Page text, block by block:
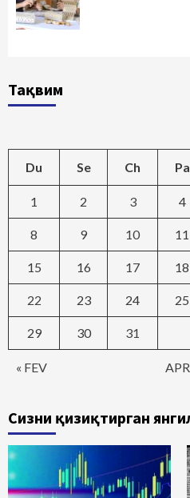
Тақвим
Du Se Ch Pa
« FEV
1 2 3 4
8 9 10 11
15 16 17 18
22 23 24 25
29 30 31
Сизни қизиқтирган